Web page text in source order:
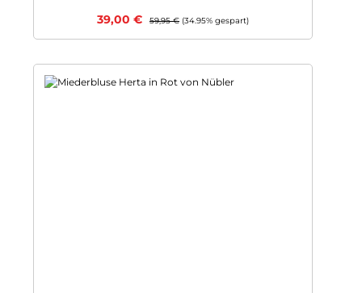
Verkaufspreis:
39,00 € Regulärer Preis:
59,95 € (34.95% gespart)